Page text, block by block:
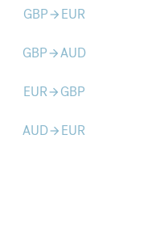
GBParrow_forward EUR
GBParrow_forwardAUD
EURarrow_forward GBP
AUDarrow_forward EUR